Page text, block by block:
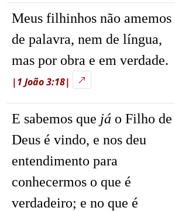
Meus filhinhos não amemos
de palavra, nem de língua,
mas por obra e em verdade.
|1 João 3:18|
E sabemos que já o Filho de
Deus é vindo, e nos deu
entendimento para
conhecermos o que é
verdadeiro; e no que é